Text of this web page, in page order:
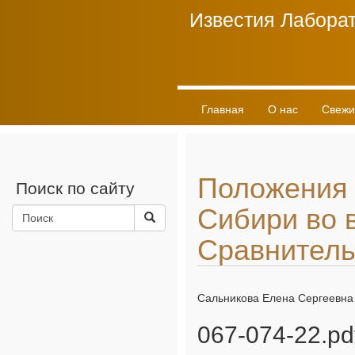
Известия
Главная О нас
Поиск по сайту
Положения
Сибири во
Сальникова Елена Сергеевна
067-074-